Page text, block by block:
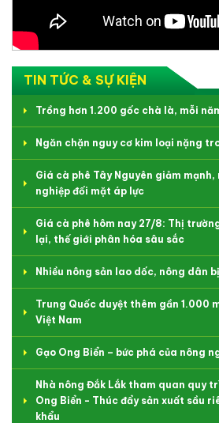
TIN TỨC & SỰ KIỆN
Trồng hơn 1.200 gốc chà là, mỗi
Ngăn chặn nguy cơ kim loại nặng
Giá cà phê Tây Nguyên giảm
nghiệp đối mặt áp lực
Giá cà phê hôm nay 27/8: Thị
lại, thế giới phân hóa sâu sắc
Nhiều nông sản lao dốc, nông dân
Trung Quốc duyệt thêm gần 1.000
Việt Nam
Gạo Ong Biển – bức phá của nông
Nhà nông Đắk Lắk tham quan quy
Ong Biển - Thúc đẩy sản xuất sầu
khẩu